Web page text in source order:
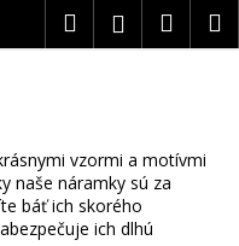
Hľadať
vzormi a motívmi
naše náramky sú za
báť ich skorého
ich dlhú